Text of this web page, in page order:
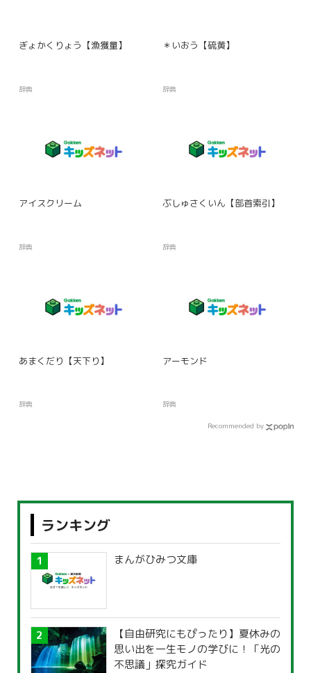
ぎょかくりょう【漁獲量】
辞典
＊いおう【硫黄】
辞典
アイスクリーム
辞典
ぶしゅさくいん【部首索引】
辞典
あまくだり【天下り】
辞典
アーモンド
辞典
Recommended by
ランキング
まんがひみつ文庫
【自由研究にもぴったり】夏休みの
思い出を一生モノの学びに！「光の
不思議」探究ガイド